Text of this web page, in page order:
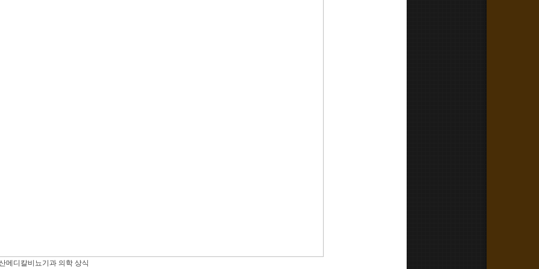
메디칼비뇨기과 의학 상식